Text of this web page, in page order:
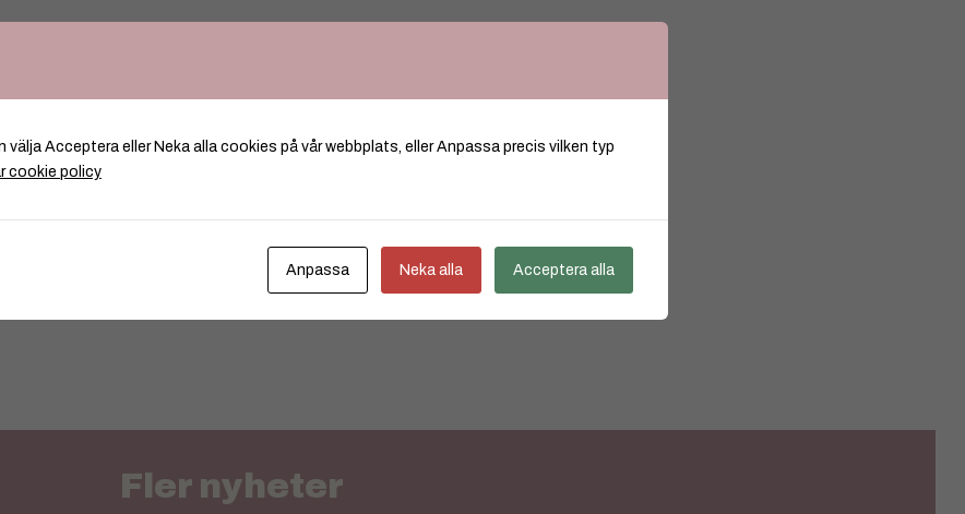
Fler nyheter
välja Acceptera eller Neka alla cookies på vår webbplats, eller Anpassa precis vilken typ
cookie policy
Anpassa Neka alla Acceptera alla